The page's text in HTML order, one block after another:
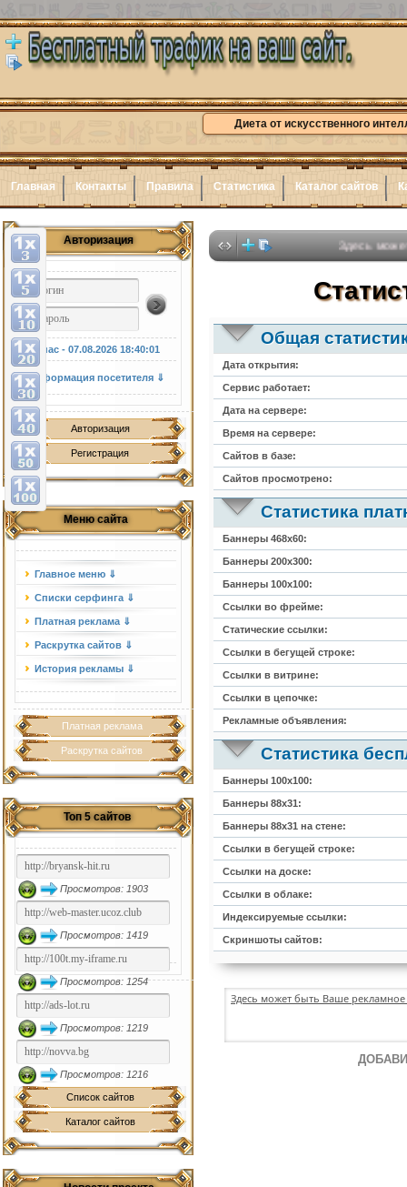
Диета от искусственного
Главная Контакты Правила Статистика Каталог сайтов
Авторизация
У нас - 07.08.202618:40:02
Информация посетителя ⇓
Авторизация
Регистрация
Меню сайта
Главное меню ⇓
Списки серфинга ⇓
Платная реклама ⇓
Раскрутка сайтов ⇓
История рекламы ⇓
Платная реклама
Раскрутка сайтов
Топ 5 сайтов
Просмотров: 1903
Просмотров: 1419
Просмотров: 1254
Просмотров: 1219
Просмотров: 1216
Список сайтов
Каталог сайтов
Здесь может быть
Общая
Дата открытия:
Сервис работает:
Дата на сервере:
Время на сервере:
Сайтов в базе:
Сайтов просмотрено:
Статистика
Баннеры 468х60:
Баннеры 200х300:
Баннеры 100х100:
Ссылки во фрейме:
Статические ссылки:
Ссылки в бегущей строке:
Ссылки в витрине:
Ссылки в цепочке:
Рекламные объявления:
Статистика
Баннеры 100х100:
Баннеры 88х31:
Баннеры 88х31 на стене:
Ссылки в бегущей строке:
Ссылки на доске:
Ссылки в облаке:
Индексируемые ссылки:
Скриншоты сайтов:
Здесь может быть Ваше